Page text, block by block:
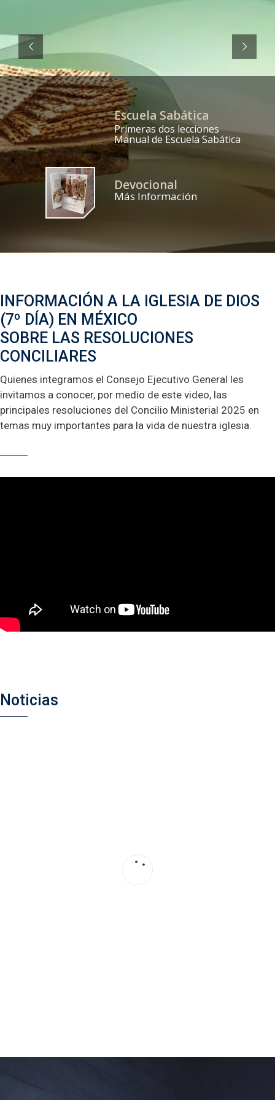
Escuela Sabática
Primeras dos lecciones
Manual de Escuela Sabática
Devocional
Más Información
INFORMACIÓN A LA IGLESIA DE DIOS
(7º DÍA) EN MÉXICO
SOBRE LAS RESOLUCIONES
CONCILIARES
Quienes integramos el Consejo Ejecutivo General les
invitamos a conocer, por medio de este video, las
principales resoluciones del Concilio Ministerial 2025 en
temas muy importantes para la vida de nuestra iglesia.
Noticias